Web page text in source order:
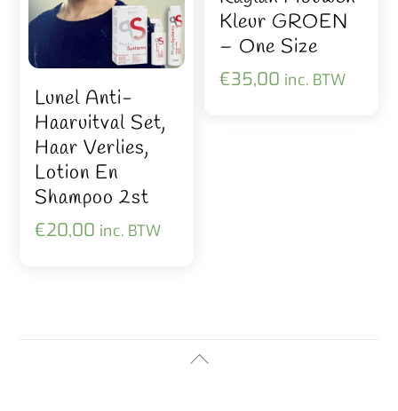
Lunel Anti-
Haaruitval Set,
Haar Verlies,
Lotion En
Shampoo 2st
€20,00 inc. BTW
Kleur GROEN
– One Size
€35,00 inc. BTW
Back